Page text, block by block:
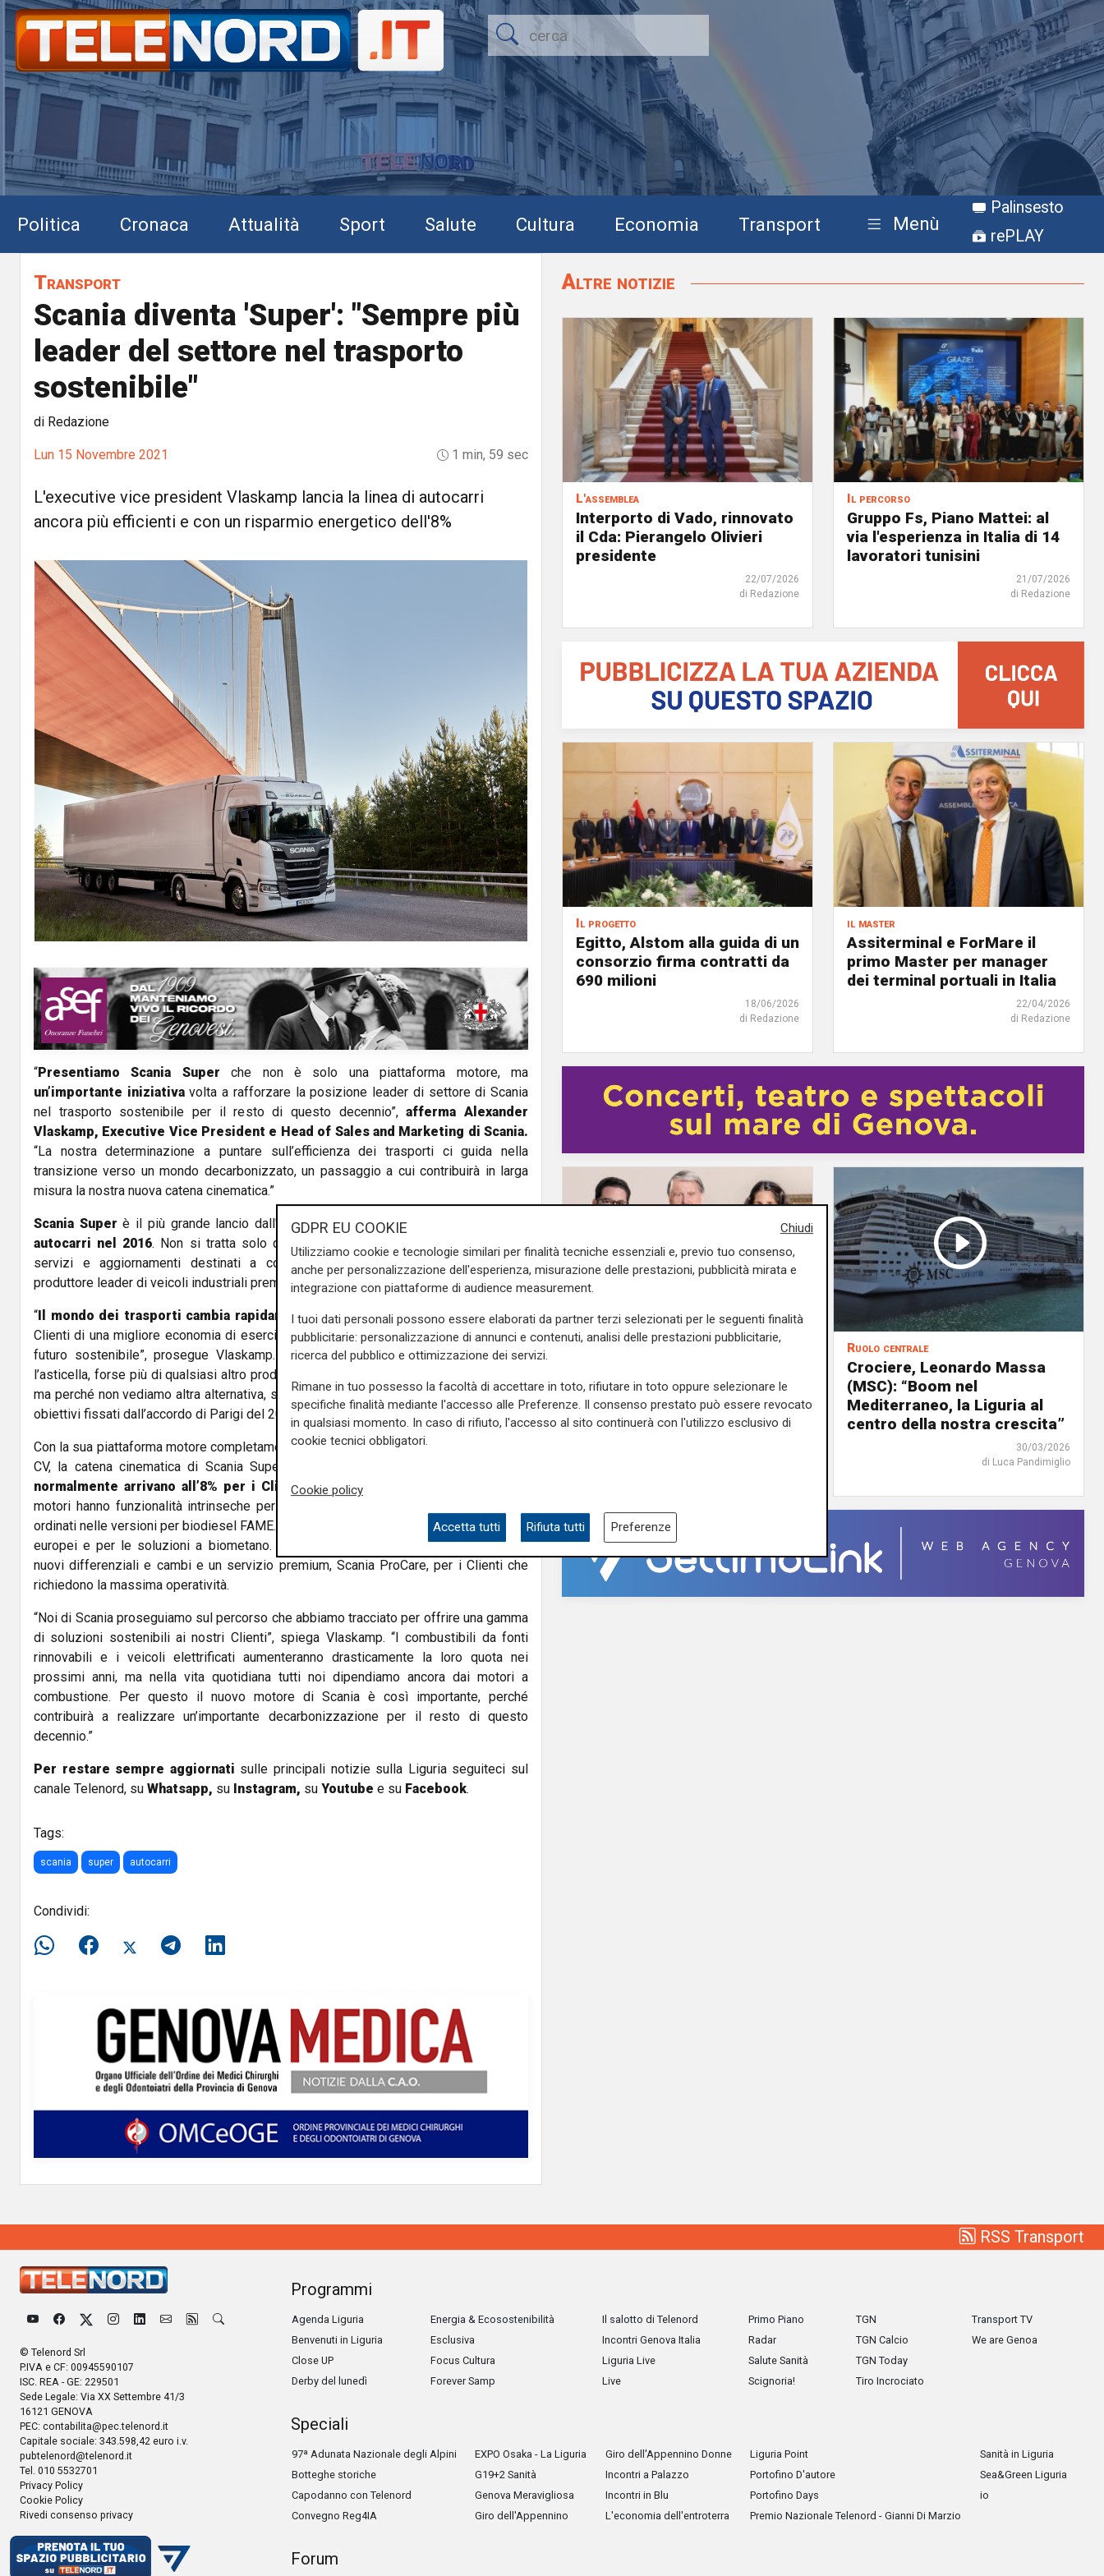
Politica Cronaca Attualità Sport Salute Cultura Economia Transport Menù
Palinsesto
rePLAY
Transport
Scania diventa 'Super': "Sempre più
leader del settore nel trasporto
sostenibile"
di Redazione
Lun 15 Novembre 2021 1 min, 59 sec
L'executive vice president Vlaskamp lancia la linea di autocarri
ancora più efficienti e con un risparmio energetico dell'8%
“Presentiamo Scania Super che non è solo una piattaforma motore, ma
un’importante iniziativavolta a rafforzare la posizione leader di settore di Scania
nel trasporto sostenibile per il resto di questo decennio”,afferma Alexander
Vlaskamp, Executive Vice President e Head of Sales and Marketing di Scania.
“La nostra determinazione a puntare sull’efficienza dei trasporti ci guida nella
transizione verso un mondo decarbonizzato, un passaggio a cui contribuirà in larga
misura la nostra nuova catena cinematica.”
Scania Super è il più grande lancio dall'introduzione dellanuova generazione di
autocarri nel 2016. Non si tratta solo di una nuova piattaforma motori, ma anche
servizi e aggiornamenti destinati a consolidare la posizione di Scania come
produttore leader di veicoli industriali premium.
“ Il mondo dei trasporti cambia rapidamentesotto i nostri occhi e l’esigenza dei
Clienti di una migliore economia di esercizio totale va di pari passo con quella di un
futuro sostenibile”, prosegue Vlaskamp. “Noi di Scania abbiamo scelto di alzare
l’asticella, forse più di qualsiasi altro produttore. Non perché pensiamo che sia facile,
ma perché non vediamo altra alternativa, se non quella di raggiungere fattivamente gli
obiettivi fissati dall’accordo di Parigi del 2015 per ridurre le emissioni di gas serra”.
Con la sua piattaforma motore completamente nuova per i veicoli Euro 6, da 420 a 560
CV, la catena cinematica di Scania Super promette
normalmente arrivano all’8% per i Clienti delle tratte a lungo raggio
motori hanno funzionalità intrinseche per il carburante HVO e due possono essere
ordinati nelle versioni per biodiesel FAME. Seguiranno altre versioni per i mercati extra
europei e per le soluzioni a biometano. La nuova catena cinematica include anche
nuovi differenziali e cambi e un servizio premium, Scania ProCare, per i Clienti che
richiedono la massima operatività.
“Noi di Scania proseguiamo sul percorso che abbiamo tracciato per offrire una gamma
di soluzioni sostenibili ai nostri Clienti”, spiega Vlaskamp. “I combustibili da fonti
rinnovabili e i veicoli elettrificati aumenteranno drasticamente la loro quota nei
prossimi anni, ma nella vita quotidiana tutti noi dipendiamo ancora dai motori a
combustione. Per questo il nuovo motore di Scania è così importante, perché
contribuirà a realizzare un’importante decarbonizzazione per il resto di questo
decennio.”
Per restare sempre aggiornati sulle principali notizie sulla Liguria seguiteci sul
canale Telenord, su Whatsapp, su Instagram, su Youtube e su Facebook.
Tags:
scania super autocarri
Condividi:
Altre notizie
L'assemblea
Interporto di Vado, rinnovato
il Cda: Pierangelo Olivieri
presidente
22/07/2026
di Redazione
Il percorso
Gruppo Fs, Piano Mattei: al
via l'esperienza in Italia di 14
lavoratori tunisini
21/07/2026
di Redazione
Il progetto
Egitto, Alstom alla guida di un
consorzio firma contratti da
690 milioni
18/06/2026
di Redazione
il master
Assiterminal e ForMare il
primo Master per manager
dei terminal portuali in Italia
22/04/2026
di Redazione
il passaggio
generazione: proprietà
trasferita ai figli del
fondatore Aponte
Ruolo centrale
Crociere, Leonardo Massa
(MSC): “Boom nel
Mediterraneo, la Liguria al
centro della nostra crescita”
30/03/2026
di Luca Pandimiglio
RSS Transport
© Telenord Srl
P.IVA e CF: 00945590107
ISC. REA - GE: 229501
Sede Legale: Via XX Settembre 41/3
16121 GENOVA
PEC: contabilita@pec.telenord.it
Capitale sociale: 343.598,42 euro i.v.
pubtelenord@telenord.it
Tel. 010 5532701
Privacy Policy
Cookie Policy
Rivedi consenso privacy
Programmi
Agenda Liguria
Benvenuti in Liguria
Close UP
Derby del lunedì
Energia & Ecosostenibilità
Esclusiva
Focus Cultura
Forever Samp
Il salotto di Telenord
Incontri Genova Italia
Liguria Live
Live
Primo Piano
Radar
Salute Sanità
Scignoria!
TGN
TGN Calcio
TGN Today
Tiro Incrociato
Transport TV
We are Genoa
Speciali
97ª Adunata Nazionale degli Alpini
Botteghe storiche
Capodanno con Telenord
Convegno Reg4IA
EXPO Osaka - La Liguria
G19+2 Sanità
Genova Meravigliosa
Giro dell'Appennino
Giro dell'Appennino Donne
Incontri a Palazzo
Incontri in Blu
L'economia dell'entroterra
Liguria Point
Portofino D'autore
Portofino Days
Premio Nazionale Telenord - Gianni Di Marzio
Sanità in Liguria
Sea&Green Liguria
io
Forum
Chiudi
GDPR EU COOKIE
Utilizziamo cookie e tecnologie similari per finalità tecniche essenziali e, previo tuo consenso,
anche per personalizzazione dell'esperienza, misurazione delle prestazioni, pubblicità mirata e
integrazione con piattaforme di audience measurement.
I tuoi dati personali possono essere elaborati da partner terzi selezionati per le seguenti finalità
pubblicitarie: personalizzazione di annunci e contenuti, analisi delle prestazioni pubblicitarie,
ricerca del pubblico e ottimizzazione dei servizi.
Rimane in tuo possesso la facoltà di accettare in toto, rifiutare in toto oppure selezionare le
specifiche finalità mediante l'accesso alle Preferenze. Il consenso prestato può essere revocato
in qualsiasi momento. In caso di rifiuto, l'accesso al sito continuerà con l'utilizzo esclusivo di
cookie tecnici obbligatori.
Cookie policy
Accetta tutti Rifiuta tutti Preferenze